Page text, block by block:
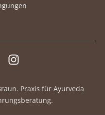
Praxis für Ayurveda